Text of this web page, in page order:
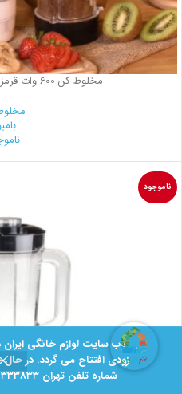
وب سایت لوازم خانگی
زودی افتتاح می گردد. در حال
شماره تلفن تهران ۵۵۳۳۳8۳۳ تماس حاصل فرمایید.
مخلوط کن 600 وات قرمز اسپرتی بامبوم B3268
ناموجود